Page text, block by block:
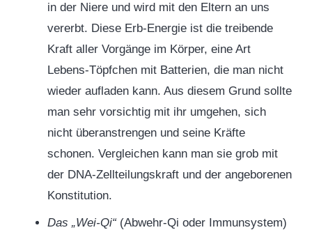
in der Niere und wird mit den Eltern an uns
vererbt. Diese Erb-Energie ist die treibende
Kraft aller Vorgänge im Körper, eine Art
Lebens-Töpfchen mit Batterien, die man nicht
wieder aufladen kann. Aus diesem Grund sollte
man sehr vorsichtig mit ihr umgehen, sich
nicht überanstrengen und seine Kräfte
schonen. Vergleichen kann man sie grob mit
der DNA-Zellteilungskraft und der angeborenen
Konstitution.
Das „Wei-Qi“ (Abwehr-Qi oder Immunsystem)